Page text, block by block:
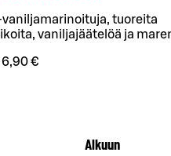
vaniljamarinoituja, tuoreita
vaniljajäätelöä ja
6,90 €
Alkuun